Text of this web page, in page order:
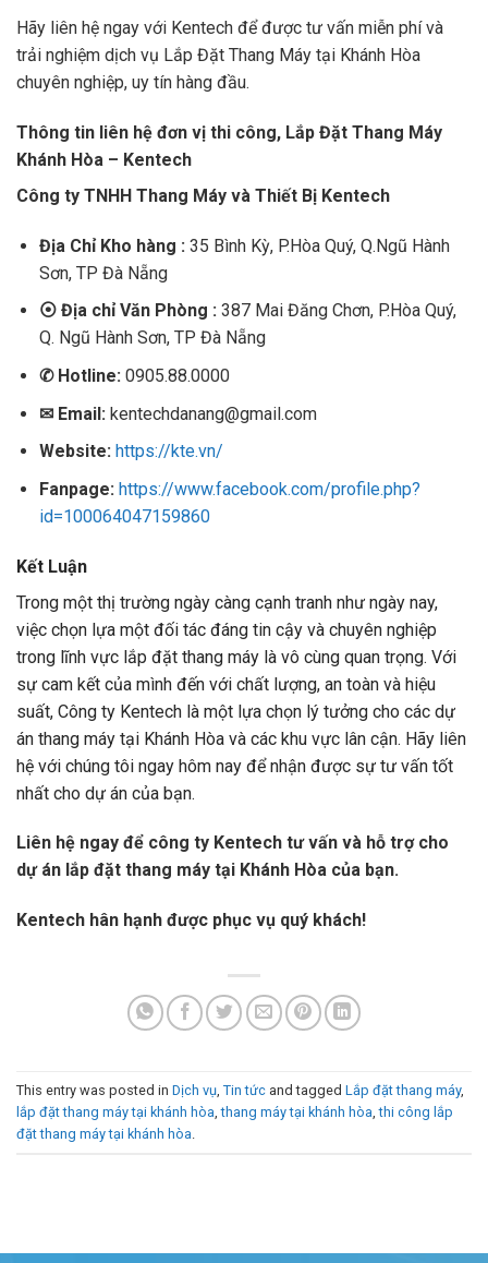
Hãy liên hệ ngay với Kentech để được tư vấn miễn phí và
trải nghiệm dịch vụ Lắp Đặt Thang Máy tại Khánh Hòa
chuyên nghiệp, uy tín hàng đầu.
Thông tin liên hệ đơn vị thi công, Lắp Đặt Thang Máy
Khánh Hòa – Kentech
Công ty TNHH Thang Máy và Thiết Bị Kentech
Địa Chỉ Kho hàng :35 Bình Kỳ, P.Hòa Quý, Q.Ngũ Hành
Sơn, TP Đà Nẵng
⦿Địa chỉ Văn Phòng : 387 Mai Đăng Chơn, P.Hòa Quý,
Q. Ngũ Hành Sơn, TP Đà Nẵng
✆Hotline:0905.88.0000
✉Email: kentechdanang@gmail.com
Website: https://kte.vn/
Fanpage: https://www.facebook.com/profile.php?
id=100064047159860
Kết Luận
Trong một thị trường ngày càng cạnh tranh như ngày nay,
việc chọn lựa một đối tác đáng tin cậy và chuyên nghiệp
trong lĩnh vực lắp đặt thang máy là vô cùng quan trọng. Với
sự cam kết của mình đến với chất lượng, an toàn và hiệu
suất, Công ty Kentech là một lựa chọn lý tưởng cho các dự
án thang máy tại Khánh Hòa và các khu vực lân cận. Hãy liên
hệ với chúng tôi ngay hôm nay để nhận được sự tư vấn tốt
nhất cho dự án của bạn.
Liên hệ ngay để công ty Kentech tư vấn và hỗ trợ cho
dự án lắp đặt thang máy tại Khánh Hòa của bạn.
Kentech hân hạnh được phục vụ quý khách!
This entry was posted in Dịch vụ Tin tức and tagged Lắp đặt thang máy,
lắp đặt thang máy tại khánh hòa ,thang máy tại khánh hòa ,thi công lắp
đặt thang máy tại khánh hòa